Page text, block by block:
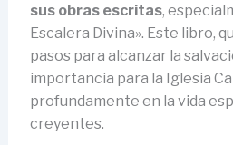
sus obras escritas,
Escalera Divina». Este libro,
pasos para alcanzar la
importancia para la Iglesia
profundamente en la vida
creyentes.